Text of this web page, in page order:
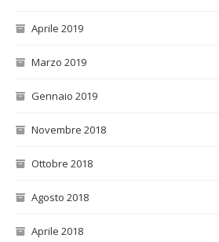
Aprile 2019
Marzo 2019
Gennaio 2019
Novembre 2018
Ottobre 2018
Agosto 2018
Aprile 2018